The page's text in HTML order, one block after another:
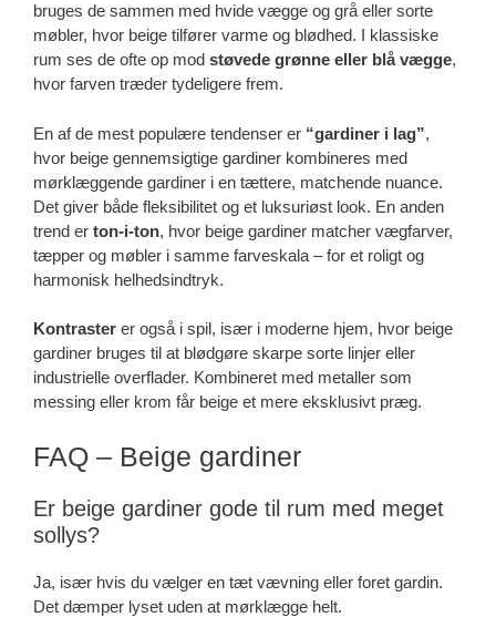
bruges de sammen med hvide vægge og grå eller sorte
møbler, hvor beige tilfører varme og blødhed. I klassiske
rum ses de ofte op mod støvede grønne eller blå vægge,
hvor farven træder tydeligere frem.
En af de mest populære tendenser er “gardiner i lag”,
hvor beige gennemsigtige gardiner kombineres med
mørklæggende gardiner i en tættere, matchende nuance.
Det giver både fleksibilitet og et luksuriøst look. En anden
trend er ton-i-ton, hvor beige gardiner matcher vægfarver,
tæpper og møbler i samme farveskala – for et roligt og
harmonisk helhedsindtryk.
Kontraster er også i spil, især i moderne hjem, hvor beige
gardiner bruges til at blødgøre skarpe sorte linjer eller
industrielle overflader. Kombineret med metaller som
messing eller krom får beige et mere eksklusivt præg.
FAQ – Beige gardiner
Er beige gardiner gode til rum med meget
sollys?
Ja, især hvis du vælger en tæt vævning eller foret gardin.
Det dæmper lyset uden at mørklægge helt.